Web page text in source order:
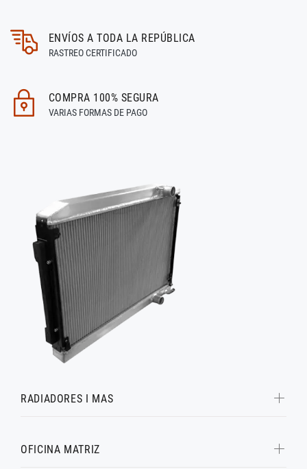
ENVÍOS A TODA LA REPÚBLICA
RASTREO CERTIFICADO
COMPRA 100% SEGURA
VARIAS FORMAS DE PAGO
RADIADORES I MAS
OFICINA MATRIZ